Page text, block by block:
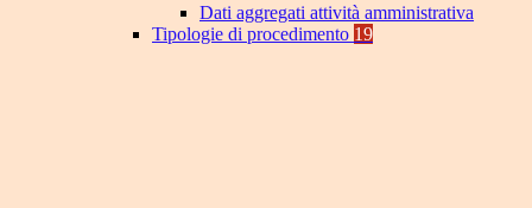
Dati aggregati attività amministrativa
Tipologie di procedimento 19